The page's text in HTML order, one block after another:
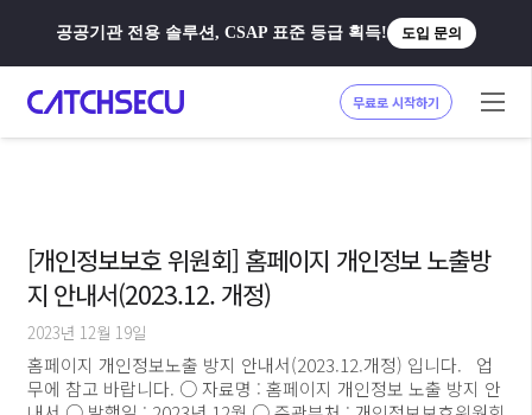
공공기관 전용 솔루션, CSAP 표준 등급 획득! 도입 문의
무료로 시작하기
[개인정보보호 위원회] 홈페이지 개인정보 노출방
지 안내서(2023.12. 개정)
2023년 12월 19일
홈페이지 개인정보노출 방지 안내서(2023.12.개정) 입니다. 업
무에 참고 바랍니다. ○ 자료명 : 홈페이지 개인정보 노출 방지 안